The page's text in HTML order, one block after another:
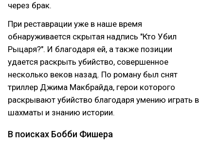
через брак.
При реставрации уже в наше время
обнаруживается скрытая надпись "Кто Убил
Рыцаря?". И благодаря ей, а также позиции
удается раскрыть убийство, совершенное
несколько веков назад. По роману был снят
триллер Джима Макбрайда, герои которого
раскрывают убийство благодаря умению играть в
шахматы и знанию истории.
В поисках Бобби Фишера